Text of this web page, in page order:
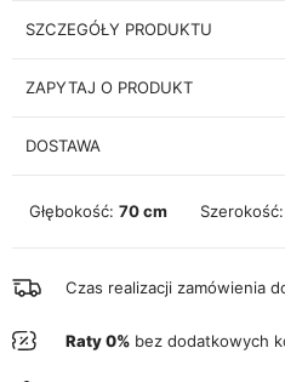
SZCZEGÓŁY PRODUKTU
ZAPYTAJ O PRODUKT
DOSTAWA
Głębokość:70 cm Szerokość:
Czas realizacji zamówienia
Raty 0% bez dodatkowych